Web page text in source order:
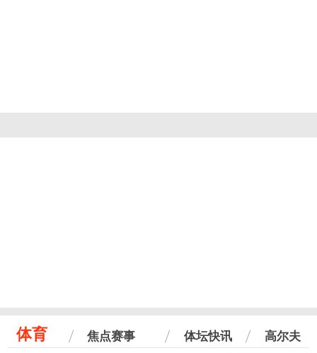
体育 焦点赛事 体坛快讯 高尔夫